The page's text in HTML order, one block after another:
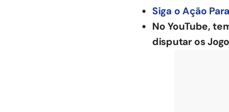
Siga o Ação
No YouTube,
disputar os